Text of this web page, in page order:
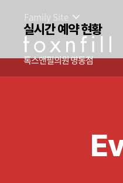
Family Site
톡스앤필의원 명동점
실시간 예약 현황